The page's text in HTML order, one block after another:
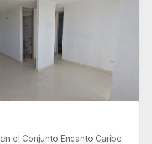
en el Conjunto Encanto Caribe